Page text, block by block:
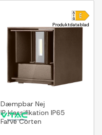
Produktdatablad
Dæmpbar Nej
IP klassifikation IP65
FarveCorten